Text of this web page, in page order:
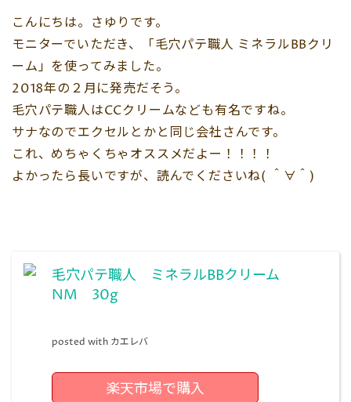
こんにちは。さゆりです。
モニターでいただき、「毛穴パテ職人 ミネラルBBクリ
ーム」を使ってみました。
2018年の２月に発売だそう。
毛穴パテ職人はCCクリームなども有名ですね。
サナなのでエクセルとかと同じ会社さんです。
これ、めちゃくちゃオススメだよー！！！！
よかったら長いですが、読んでくださいね( ＾∀＾)
毛穴パテ職人 ミネラルBBクリーム
NM 30g
posted with カエレバ
楽天市場で購入